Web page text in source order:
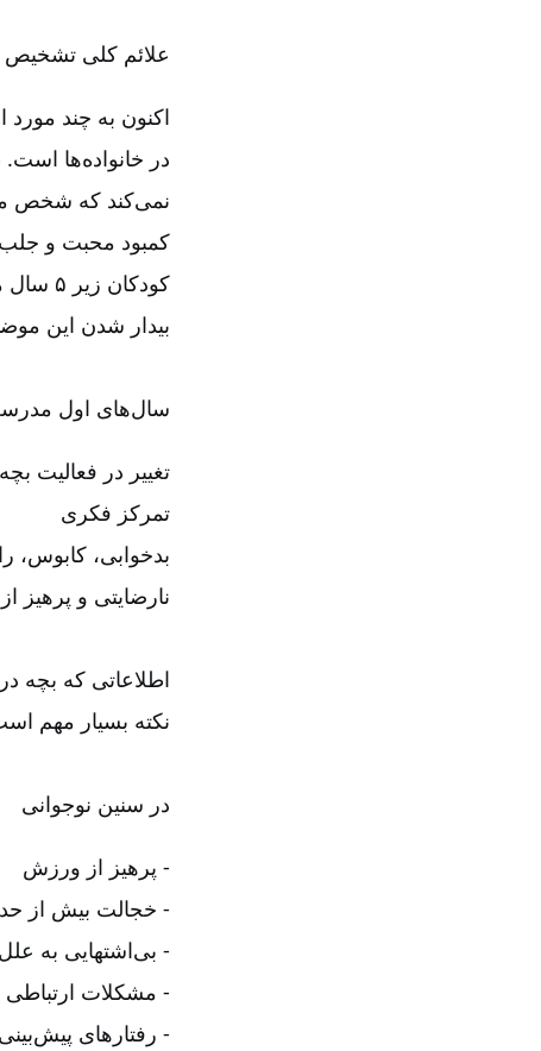
علائم کلی تشخیص
اکنون به چند
در خانواده‌ها
نمی‌کند که شخص
کمبود محبت و
بیدار شدن این
سال‌های اول
تغییر در فعالیت
تمرکز فکری
بدخوابی، کابوس،
نارضایتی و پرهیز
اطلاعاتی که بچه
نکته بسیار مهم
در سنین نوجوانی
‏‏‏‏ پرهیز از ورزش
خجالت بیش از
بی‌اشتهایی به
مشکلات ارتباطی
رفتارهای